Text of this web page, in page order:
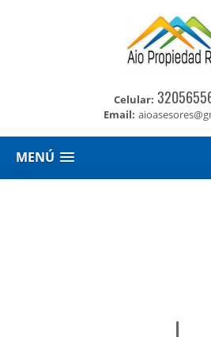
Celular:
Email:
MENÚ